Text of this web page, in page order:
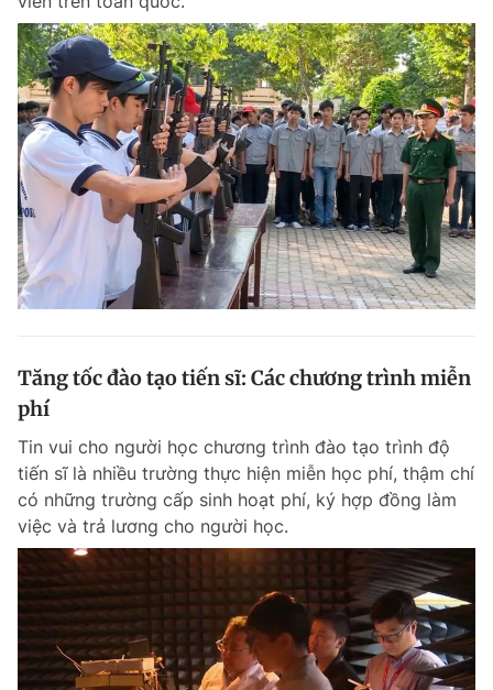
Tổng biên tập: Nguyễn Ngọc Toàn
Phó tổng biên tập thường trực: Hải Thành
Phó tổng biên tập: Lâm Hiếu Dũng
Phó tổng biên tập: Trần Việt Hưng
Tổng thư ký tòa soạn: Đức Trung
Giấy phép xuất bản số 110/GP - BTTTT cấp ngày 24.3.2020
© 2003-2026 Bản quyền thuộc về Báo Thanh Niên. Cấm sao chép
dưới mọi hình thức nếu không có sự chấp thuận bằng văn bản.
Phát triển bởi ePi Technologies, JSC.
Tăng tốc đào tạo tiến sĩ: Các chương trình miễn
phí
Tin vui cho người học chương trình đào tạo trình độ
tiến sĩ là nhiều trường thực hiện miễn học phí, thậm chí
có những trường cấp sinh hoạt phí, ký hợp đồng làm
việc và trả lương cho người học.